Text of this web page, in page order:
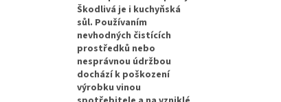
Škodlivá je i kuchyňská
sůl. Používaním
nevhodných čistících
prostředků nebo
nesprávnou údržbou
dochází k poškození
výrobku vinou